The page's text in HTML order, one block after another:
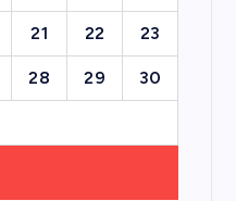
21 22 23
28 29 30